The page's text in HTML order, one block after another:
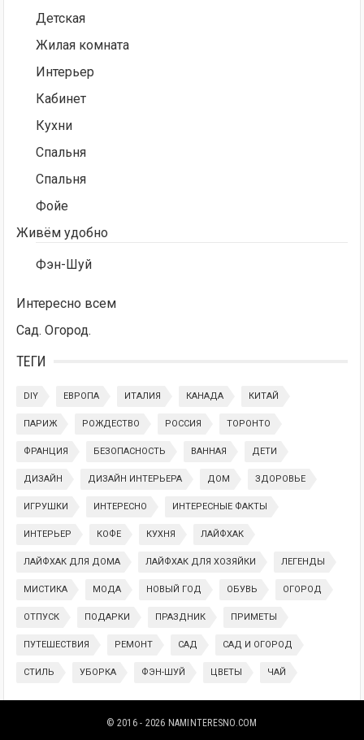
Детская
Жилая комната
Интерьер
Кабинет
Кухни
Спальня
Спальня
Фойе
Живём удобно
Фэн-Шуй
Интересно всем
Сад. Огород.
ТЕГИ
DIY ЕВРОПА ИТАЛИЯ КАНАДА КИТАЙ
ПАРИЖ РОЖДЕСТВО РОССИЯ ТОРОНТО
ФРАНЦИЯ БЕЗОПАСНОСТЬ ВАННАЯ ДЕТИ
ДИЗАЙН ДИЗАЙН ИНТЕРЬЕРА ДОМ ЗДОРОВЬЕ
ИГРУШКИ ИНТЕРЕСНО ИНТЕРЕСНЫЕ ФАКТЫ
ИНТЕРЬЕР КОФЕ КУХНЯ ЛАЙФХАК
ЛАЙФХАК ДЛЯ ДОМА ЛАЙФХАК ДЛЯ ХОЗЯЙКИ ЛЕГЕНДЫ
МИСТИКА МОДА НОВЫЙ ГОД ОБУВЬ ОГОРОД
ОТПУСК ПОДАРКИ ПРАЗДНИК ПРИМЕТЫ
ПУТЕШЕСТВИЯ РЕМОНТ САД САД И ОГОРОД
СТИЛЬ УБОРКА ФЭН-ШУЙ ЦВЕТЫ ЧАЙ
© 2016 - 2026 NAMINTERESNO.COM